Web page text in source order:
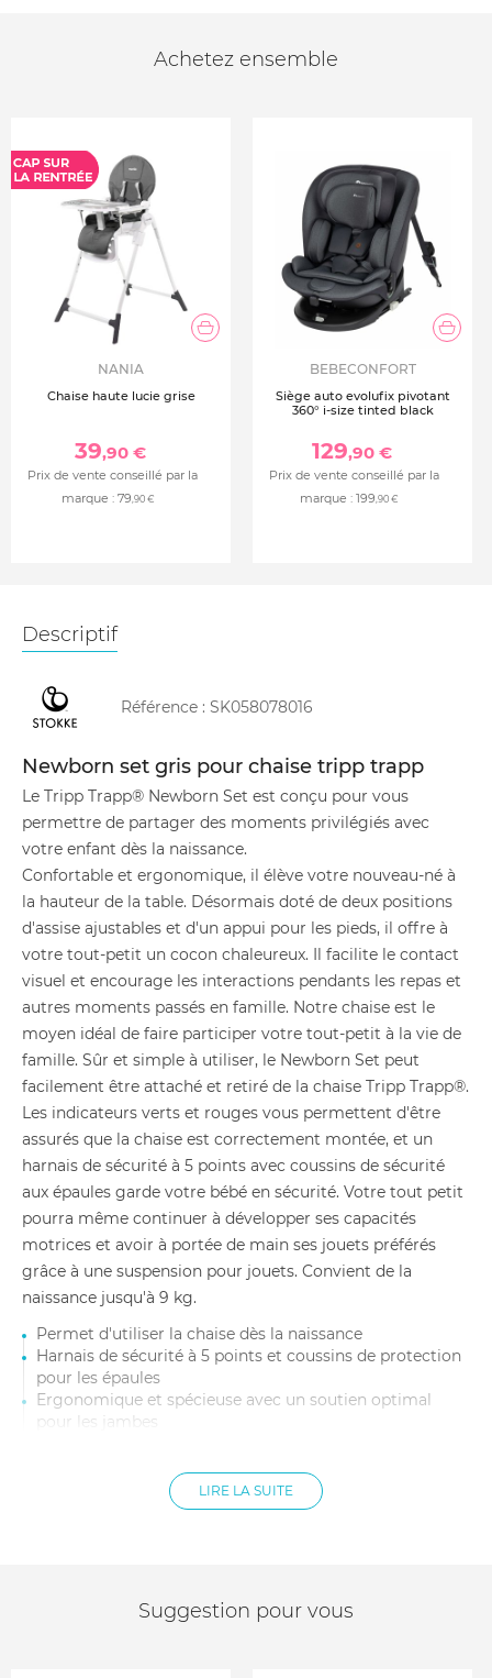
Achetez ensemble
NANIA
Chaise haute lucie grise
39,90 €
Prix de vente conseillé par la
marque : 79,90 €
BEBECONFORT
Siège auto evolufix pivotant
360° i-size tinted black
129,90 €
Prix de vente conseillé par la
marque : 199,90 €
Descriptif
Référence : SK058078016
Newborn set gris pour chaise tripp trapp
Le Tripp Trapp® Newborn Set est conçu pour vous
permettre de partager des moments privilégiés avec
votre enfant dès la naissance.
Confortable et ergonomique, il élève votre nouveau-né à
la hauteur de la table. Désormais doté de deux positions
d'assise ajustables et d'un appui pour les pieds, il offre à
votre tout-petit un cocon chaleureux. Il facilite le contact
visuel et encourage les interactions pendants les repas et
autres moments passés en famille. Notre chaise est le
moyen idéal de faire participer votre tout-petit à la vie de
famille. Sûr et simple à utiliser, le Newborn Set peut
facilement être attaché et retiré de la chaise Tripp Trapp®.
Les indicateurs verts et rouges vous permettent d'être
assurés que la chaise est correctement montée, et un
harnais de sécurité à 5 points avec coussins de sécurité
aux épaules garde votre bébé en sécurité. Votre tout petit
pourra même continuer à développer ses capacités
motrices et avoir à portée de main ses jouets préférés
grâce à une suspension pour jouets. Convient de la
naissance jusqu'à 9 kg.
Permet d'utiliser la chaise dès la naissance
Harnais de sécurité à 5 points et coussins de protection
pour les épaules
Ergonomique et spécieuse avec un soutien optimal
pour les jambes
liberté de mouvement.
2 positions d'assise pour le confort de bébé, avec un
Percé pour une circulation optimale de l'air
LIRE LA SUITE
Suggestion pour vous